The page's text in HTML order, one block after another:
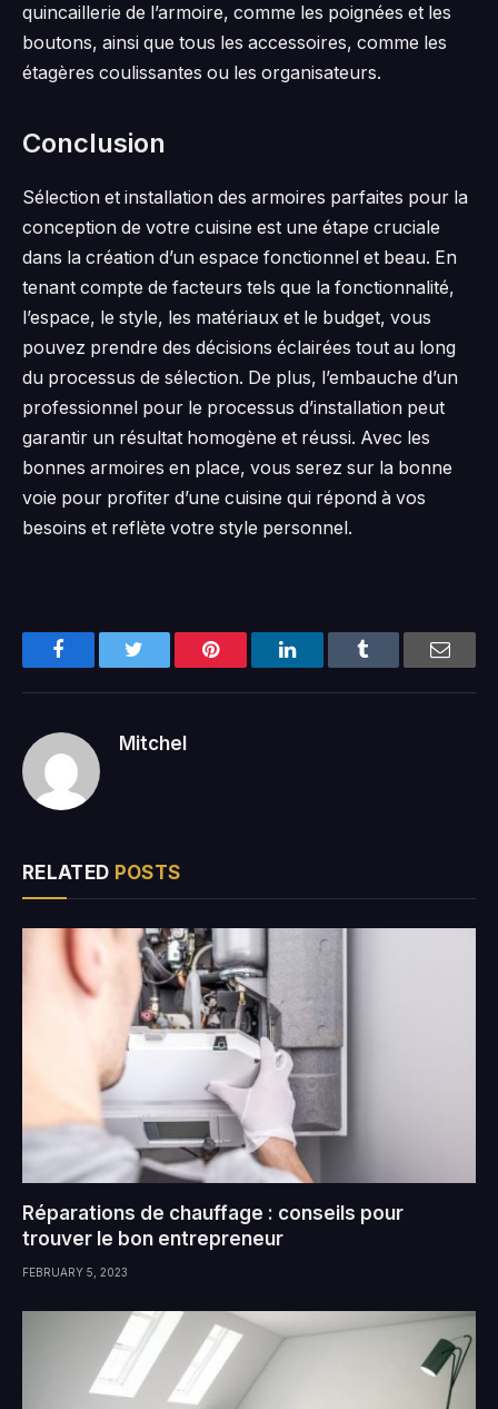
quincaillerie de l’armoire, comme les poignées et les
boutons, ainsi que tous les accessoires, comme les
étagères coulissantes ou les organisateurs.
Conclusion
Sélection et installation des armoires parfaites pour la
conception de votre cuisine est une étape cruciale
dans la création d’un espace fonctionnel et beau. En
tenant compte de facteurs tels que la fonctionnalité,
l’espace, le style, les matériaux et le budget, vous
pouvez prendre des décisions éclairées tout au long
du processus de sélection. De plus, l’embauche d’un
professionnel pour le processus d’installation peut
garantir un résultat homogène et réussi. Avec les
bonnes armoires en place, vous serez sur la bonne
voie pour profiter d’une cuisine qui répond à vos
besoins et reflète votre style personnel.
Facebook Pinterest LinkedIn Email
Mitchel
RELATED POSTS
Réparations de chauffage : conseils pour
trouver le bon entrepreneur
FEBRUARY 5, 2023